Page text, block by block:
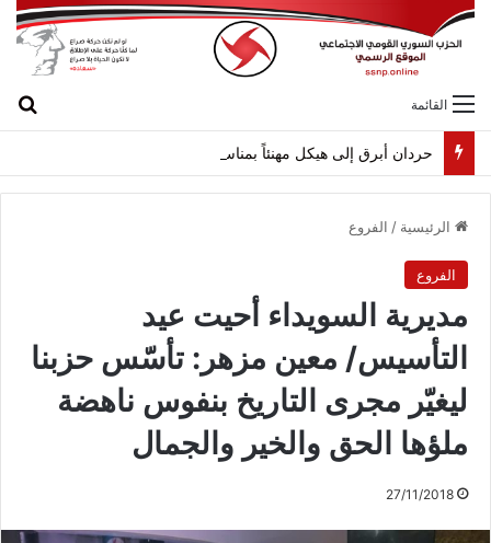
القائمة
حردان أبرق إلى هيكل مهنئاً بمناسبة عيد الجيش
الرئيسية / الفروع
الفروع
مديرية السويداء أحيت عيد
التأسيس/ معين مزهر: تأسّس حزبنا
ليغيّر مجرى التاريخ بنفوس ناهضة
ملؤها الحق والخير والجمال
27/11/2018